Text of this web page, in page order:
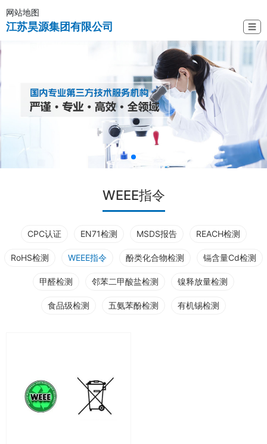
网站地图
江苏昊源集团有限公司 ☰
WEEE指令
CPC认证 EN71检测 MSDS报告 REACH检测
RoHS检测 WEEE指令 酚类化合物检测 镉含量Cd检测
甲醛检测 邻苯二甲酸盐检测 镍释放量检测
食品级检测 五氨苯酚检测 有机锡检测